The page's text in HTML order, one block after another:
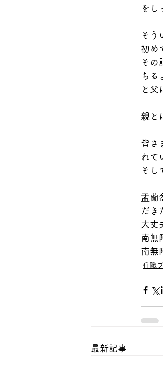
をし
そう
初め
その
ちる
と父
親と
皆さ
れて
そし
盂蘭
だき
大丈
南無
南無
住職
最新記事